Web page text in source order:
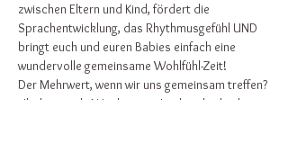
zwischen Eltern und Kind, fördert die
Sprachentwicklung, das Rhythmusgefühl UND
bringt euch und euren Babies einfach eine
wundervolle gemeinsame Wohlfühl-Zeit!
Der Mehrwert, wenn wir uns gemeinsam treffen?
- Ihr lernt jede Woche neue Lieder, die ihr dann